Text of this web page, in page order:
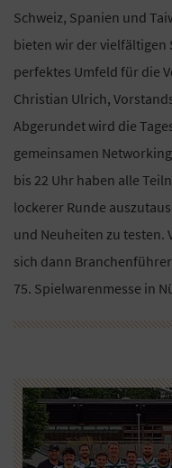
Schweiz, Spanien und
bieten wir der vielfältigen
perfektes Umfeld für die
Christian Ulrich,
Abgerundet wird die
gemeinsamen
bis 22 Uhr haben alle
lockerer Runde
und Neuheiten zu testen.
sich dann
75. Spielwarenmesse in